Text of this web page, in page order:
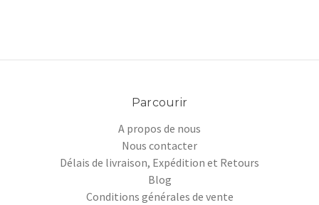
Parcourir
A propos de nous
Nous contacter
Délais de livraison, Expédition et Retours
Blog
Conditions générales de vente